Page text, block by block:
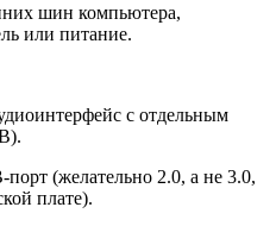
шин компьютера,
или питание.
с отдельным
(желательно 2.0, а не 3.0,
плате).